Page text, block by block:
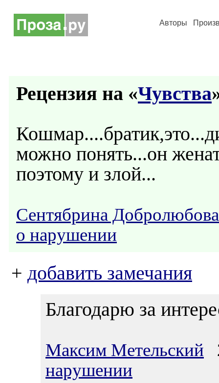
Авторы
Рецензия на «Чувства
можно понять...он
поэтому и злой...
Сентябрина Добролюбова
о нарушении
+ добавить замечания
Благодарю за
Максим Метельский
нарушении